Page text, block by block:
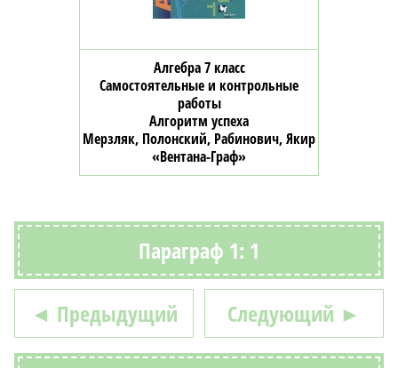
Алгебра 7 класс
Самостоятельные и контрольные
работы
Алгоритм успеха
Мерзляк, Полонский, Рабинович, Якир
«Вентана-Граф»
Параграф 1: 1
◄ Предыдущий Следующий ►